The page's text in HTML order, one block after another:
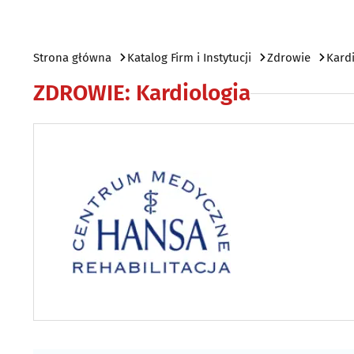
Strona główna Katalog Firm i Instytucji Zdrowie
ZDROWIE: Kardiologia